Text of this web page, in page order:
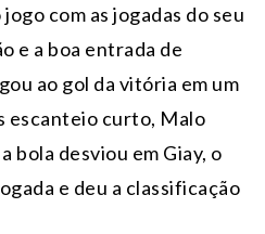
com as jogadas do seu
e a boa entrada de
ao gol da vitória em um
escanteio curto, Malo
bola desviou em Giay, o
e deu a classificação